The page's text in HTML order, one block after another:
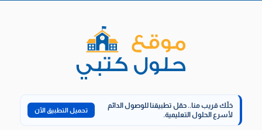
خلّك قريب منا.. حمّل تطبيقنا للوصول الدائم
لأسرع الحلول التعليمية.
تحميل التطبيق الآن